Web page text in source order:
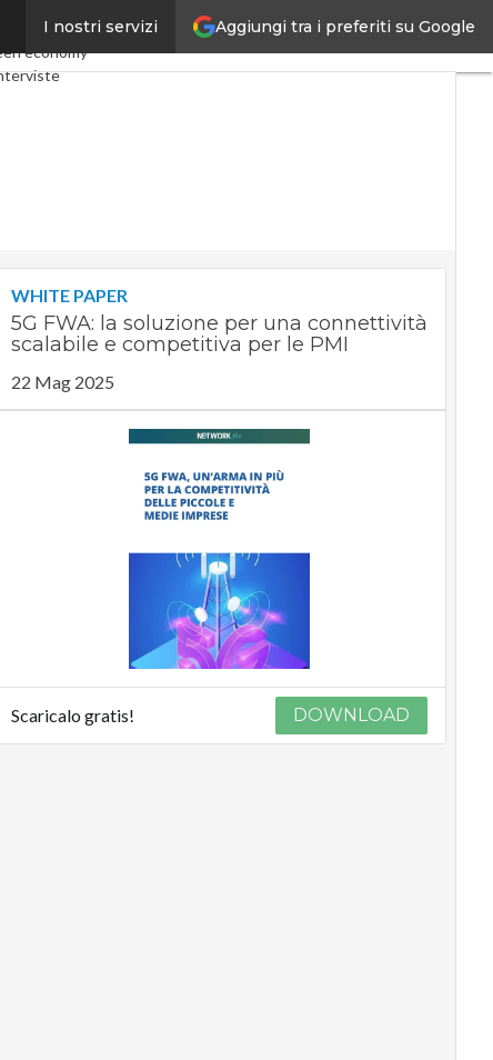
Aggiungi tra i preferiti su Google
I nostri servizi
Industria 4.0
economy
WHITE PAPER
5G FWA: la soluzione per una connettività
scalabile e competitiva per le PMI
22 Mag 2025
Scaricalo gratis! DOWNLOAD